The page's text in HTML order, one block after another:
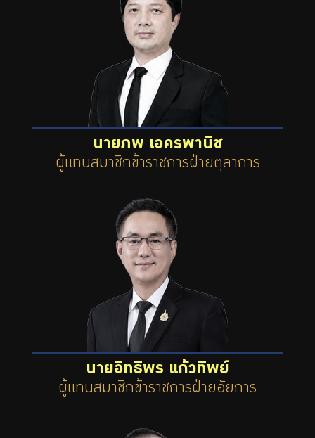
นายภพ เอครพานิช
ผู้แทนสมาชิกข้าราชการฝ่ายตุลาการ
นายอิทธิพร แก้วทิพย์
ผู้แทนสมาชิกข้าราชการฝ่ายอัยการ